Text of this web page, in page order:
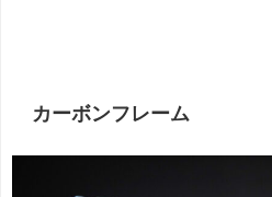
カーボンフレーム